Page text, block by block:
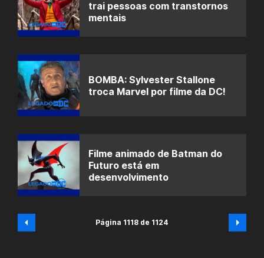
trai pessoas com transtornos
mentais
BOMBA: Sylvester Stallone
troca Marvel por filme da DC!
Filme animado de Batman do
Futuro está em
desenvolvimento
Página 1118 de 1124